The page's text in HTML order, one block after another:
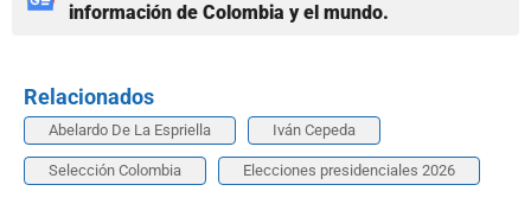
información de Colombia y el mundo.
Relacionados
Abelardo De La Espriella Iván Cepeda
Selección Colombia Elecciones presidenciales 2026